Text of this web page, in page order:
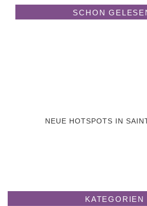
SCHON
NEUE HOTSPOTS IN
KATEGORIEN